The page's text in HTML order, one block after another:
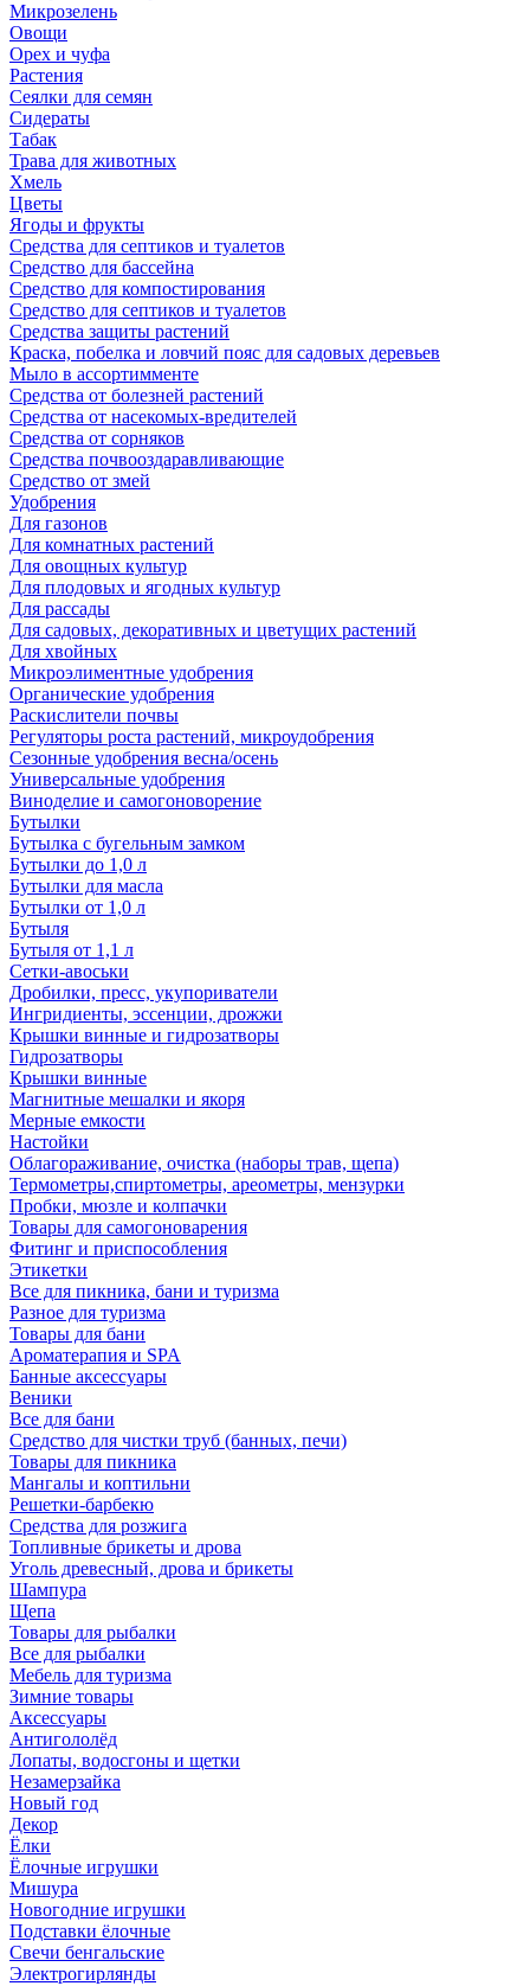
Микрозелень
Овощи
Орех и чуфа
Растения
Сеялки для семян
Сидераты
Табак
Трава для животных
Хмель
Цветы
Ягоды и фрукты
Средства для септиков и туалетов
Средство для бассейна
Средство для компостирования
Средство для септиков и туалетов
Средства защиты растений
Краска, побелка и ловчий пояс для садовых деревьев
Мыло в ассортимменте
Средства от болезней растений
Средства от насекомых-вредителей
Средства от сорняков
Средства почвооздаравливающие
Средство от змей
Удобрения
Для газонов
Для комнатных растений
Для овощных культур
Для плодовых и ягодных культур
Для рассады
Для садовых, декоративных и цветущих растений
Для хвойных
Микроэлиментные удобрения
Органические удобрения
Раскислители почвы
Регуляторы роста растений, микроудобрения
Сезонные удобрения весна/осень
Универсальные удобрения
Виноделие и самогоноворение
Бутылки
Бутылка с бугельным замком
Бутылки до 1,0 л
Бутылки для масла
Бутылки от 1,0 л
Бутыля
Бутыля от 1,1 л
Сетки-авоськи
Дробилки, пресс, укупориватели
Ингридиенты, эссенции, дрожжи
Крышки винные и гидрозатворы
Гидрозатворы
Крышки винные
Магнитные мешалки и якоря
Мерные емкости
Настойки
Облагораживание, очистка (наборы трав, щепа)
Термометры,спиртометры, ареометры, мензурки
Пробки, мюзле и колпачки
Товары для самогоноварения
Фитинг и приспособления
Этикетки
Все для пикника, бани и туризма
Разное для туризма
Товары для бани
Ароматерапия и SPA
Банные аксессуары
Веники
Все для бани
Средство для чистки труб (банных, печи)
Товары для пикника
Мангалы и коптильни
Решетки-барбекю
Средства для розжига
Топливные брикеты и дрова
Уголь древесный, дрова и брикеты
Шампура
Щепа
Товары для рыбалки
Все для рыбалки
Мебель для туризма
Зимние товары
Аксессуары
Антигололёд
Лопаты, водосгоны и щетки
Незамерзайка
Новый год
Декор
Ёлки
Ёлочные игрушки
Мишура
Новогодние игрушки
Подставки ёлочные
Свечи бенгальские
Электрогирлянды